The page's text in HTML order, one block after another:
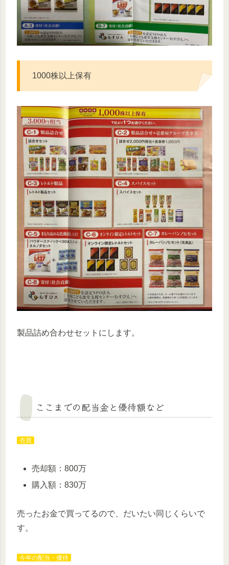
1000株以上保有
製品詰め合わせセットにします。
ここまでの配当金と優待額など
売買
売却額：800万
購入額：830万
売ったお金で買ってるので、だいたい同じくらいで
す。
今年の配当・優待